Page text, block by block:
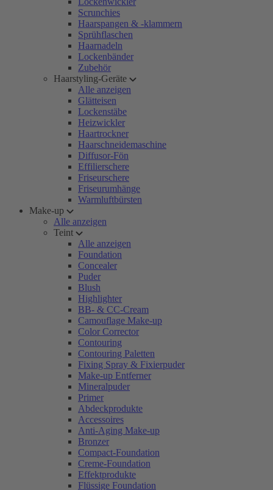
Scrunchies
Haarspangen & -klammern
Sprühflaschen
Haarnadeln
Lockenbänder
Zubehör
Haarstyling-Geräte
Alle anzeigen
Glätteisen
Lockenstäbe
Heizwickler
Haartrockner
Haarschneidemaschine
Diffusor-Fön
Effilierschere
Friseurschere
Friseurumhänge
Warmluftbürsten
Make-up
Alle anzeigen
Teint
Alle anzeigen
Foundation
Concealer
Puder
Blush
Highlighter
BB- & CC-Cream
Camouflage Make-up
Color Corrector
Contouring
Contouring Paletten
Fixing Spray & Fixierpuder
Make-up Entferner
Mineralpuder
Primer
Abdeckprodukte
Accessoires
Anti-Aging Make-up
Bronzer
Compact-Foundation
Creme-Foundation
Effektprodukte
Flüssige Foundation